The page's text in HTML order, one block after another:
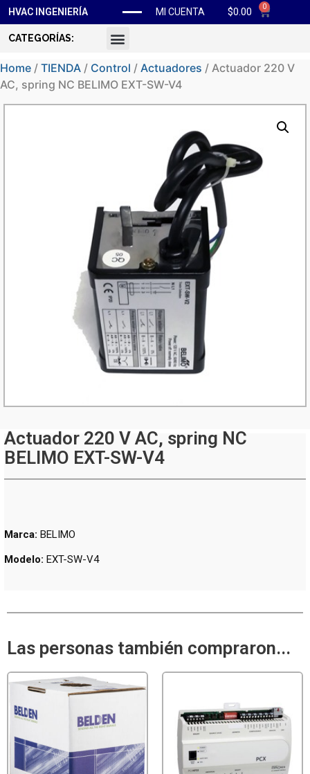
HVAC INGENIERÍA MI CUENTA $0.00 0
CATEGORÍAS:
Home / TIENDA / Control / Actuadores / Actuador 220 V
AC, spring NC BELIMO EXT-SW-V4
Actuador 220 V AC, spring NC
BELIMO EXT-SW-V4
Marca: BELIMO
Modelo: EXT-SW-V4
Las personas también compraron...